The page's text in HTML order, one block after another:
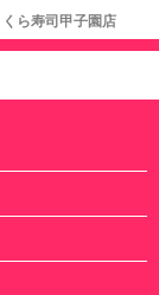
くら寿司甲子園店